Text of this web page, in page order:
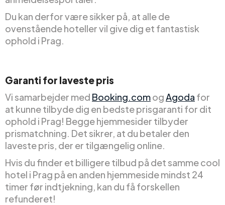
Du kan derfor være sikker på, at alle de
ovenstående hoteller vil give dig et fantastisk
ophold i Prag.
Garanti for laveste pris
Vi samarbejder med Booking.comogAgoda for
at kunne tilbyde dig en bedste prisgaranti for dit
ophold i Prag! Begge hjemmesider tilbyder
prismatchning. Det sikrer, at du betaler den
laveste pris, der er tilgængelig online.
Hvis du finder et billigere tilbud på det samme cool
hotel i Prag på en anden hjemmeside mindst 24
timer før indtjekning, kan du få forskellen
refunderet!